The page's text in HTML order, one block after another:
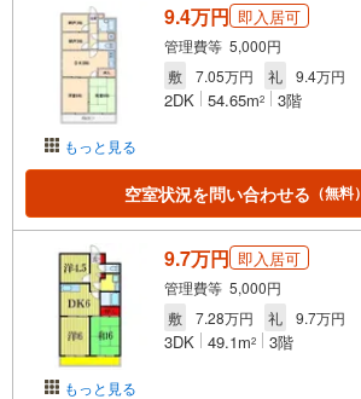
もっと見る
9.4万円 即入居可
管理費等 5,000円
敷
7.05万円 礼 9.4万円
2DK 54.65m2 3階
空室状況を問い合わせる （無料）
もっと見る
9.7万円 即入居可
管理費等 5,000円
敷
7.28万円 礼 9.7万円
3DK 49.1m2 3階